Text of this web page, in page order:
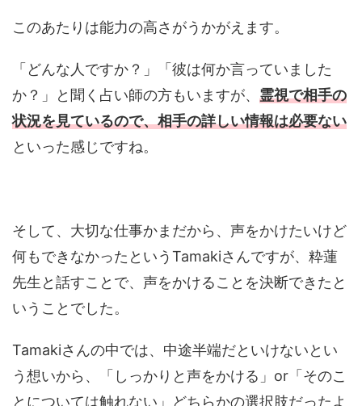
このあたりは能力の高さがうかがえます。
「どんな人ですか？」「彼は何か言っていました
か？」と聞く占い師の方もいますが、 霊視で相手の
状況を見ているので、相手の詳しい情報は必要ない
といった感じですね。
そして、大切な仕事かまだから、声をかけたいけど
何もできなかったというTamakiさんですが、粋蓮
先生と話すことで、声をかけることを決断できたと
いうことでした。
Tamakiさんの中では、中途半端だといけないとい
う想いから、「しっかりと声をかける」or「そのこ
とについては触れない」どちらかの選択肢だったよ